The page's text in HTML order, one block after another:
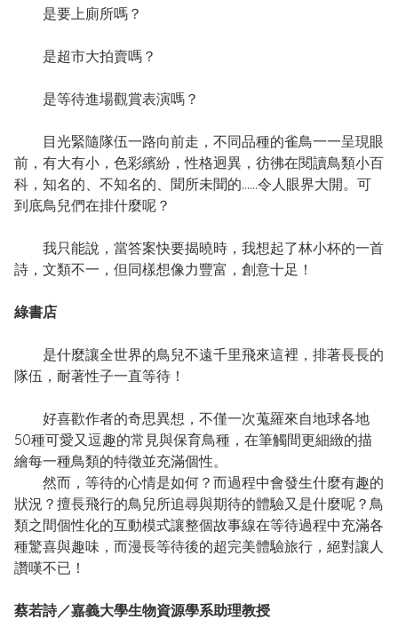
是要上廁所嗎？
是超市大拍賣嗎？
是等待進場觀賞表演嗎？
目光緊隨隊伍一路向前走，不同品種的雀鳥一一呈現眼
前，有大有小，色彩繽紛，性格迥異，彷彿在閱讀鳥類小百
科，知名的、不知名的、聞所未聞的……令人眼界大開。可
到底鳥兒們在排什麼呢？
我只能說，當答案快要揭曉時，我想起了林小杯的一首
詩，文類不一，但同樣想像力豐富，創意十足！
綠書店
是什麼讓全世界的鳥兒不遠千里飛來這裡，排著長長的
隊伍，耐著性子一直等待！
好喜歡作者的奇思異想，不僅一次蒐羅來自地球各地
50種可愛又逗趣的常見與保育鳥種，在筆觸間更細緻的描
繪每一種鳥類的特徵並充滿個性。
然而，等待的心情是如何？而過程中會發生什麼有趣的
狀況？擅長飛行的鳥兒所追尋與期待的體驗又是什麼呢？鳥
類之間個性化的互動模式讓整個故事線在等待過程中充滿各
種驚喜與趣味，而漫長等待後的超完美體驗旅行，絕對讓人
讚嘆不已！
蔡若詩／嘉義大學生物資源學系助理教授